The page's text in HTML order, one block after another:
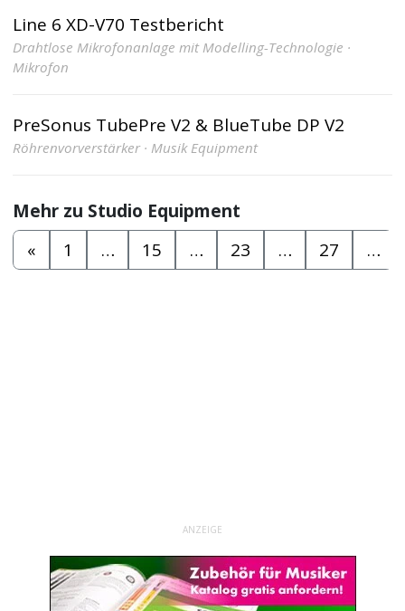
Line 6 XD-V70 Testbericht
Drahtlose Mikrofonanlage mit Modelling-Technologie ·
Mikrofon
PreSonus TubePre V2 & BlueTube DP V2
Röhrenvorverstärker · Musik Equipment
Mehr zu Studio Equipment
«
1 … 15 … 23 … 27 …
ANZEIGE